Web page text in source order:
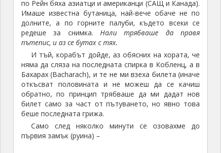
по Рейн бяха азиатци и американци (САЩ и Канада).
Имаше известна бутаница, най-вече обаче не по
долните, а по горните палуби, където всеки се
редеше за снимка. Нали трябваше да правя
пътепис, и аз се бутах с тях.
И тъй, корабът дойде, аз обясних на хората, че
няма да сляза на последната спирка в Кобленц, а в
Бахарах (Bacharach), и те не ми взеха билета (иначе
откъсват половината и не можеш да се качиш
обратно, по принцип трябваше да ми дадат нов
билет само за част от пътуването, но явно това
беше последната грижа.
Само след няколко минути се озовахме до
първия замък (руина) –